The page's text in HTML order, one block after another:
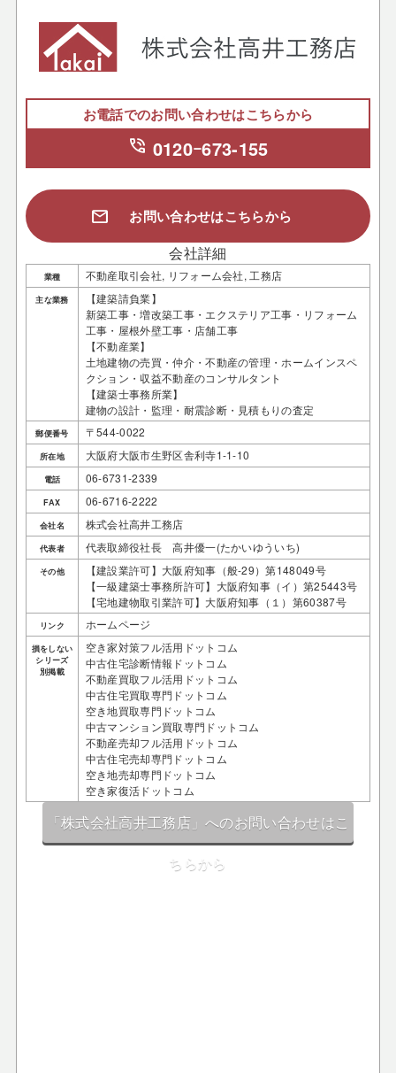
お電話でのお問い合わせはこちらから
phone_in_talk 0120ｰ673-155
mail お問い合わせはこちらから
会社詳細
業種 不動産取引会社, リフォーム会社, 工務店
主な業務
【建築請負業】
新築工事・増改築工事・エクステリア工事・リフォーム
工事・屋根外壁工事・店舗工事
【不動産業】
土地建物の売買・仲介・不動産の管理・ホームインスペ
クション・収益不動産のコンサルタント
【建築士事務所業】
建物の設計・監理・耐震診断・見積もりの査定
郵便番号 〒544-0022
所在地 大阪府大阪市生野区舎利寺1-1-10
電話 06-6731-2339
FAX 06-6716-2222
会社名 株式会社高井工務店
代表者 代表取締役社長 高井優一(たかいゆういち)
その他
【建設業許可】大阪府知事（般-29）第148049号
【一級建築士事務所許可】大阪府知事（イ）第25443号
【宅地建物取引業許可】大阪府知事（１）第60387号
リンク ホームページ
損をしない
シリーズ
別掲載
空き家対策フル活用ドットコム
中古住宅診断情報ドットコム
不動産買取フル活用ドットコム
中古住宅買取専門ドットコム
空き地買取専門ドットコム
中古マンション買取専門ドットコム
不動産売却フル活用ドットコム
中古住宅売却専門ドットコム
空き地売却専門ドットコム
空き家復活ドットコム
「株式会社高井工務店」へのお問い合わせはこ
ちらから